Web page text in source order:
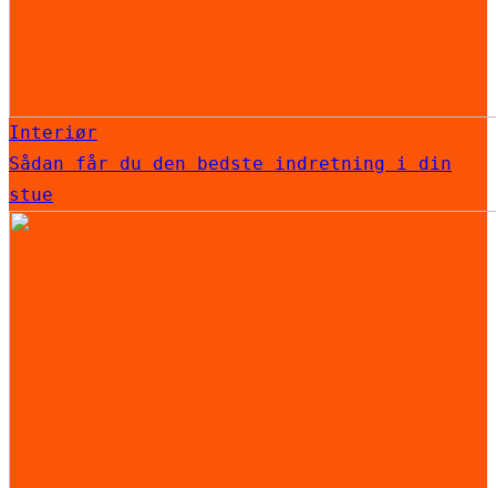
Interiør
Sådan får du den bedste indretning i din
stue